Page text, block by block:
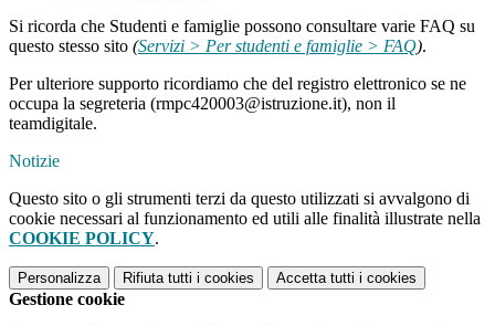
Si ricorda che Studenti e famiglie possono consultare varie FAQ su
questo stesso sito (Servizi > Per studenti e famiglie > FAQ).
Per ulteriore supporto ricordiamo che del registro elettronico se ne
occupa la segreteria (rmpc420003@istruzione.it), non il
teamdigitale.
Notizie
Questo sito o gli strumenti terzi da questo utilizzati si avvalgono di
cookie necessari al funzionamento ed utili alle finalità illustrate nella
COOKIE POLICY.
Personalizza Rifiuta tutti i cookies Accetta tutti i cookies
Gestione cookie